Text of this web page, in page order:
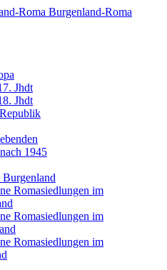
Burgenland-Roma
Jhdt
Jhdt
1945
Romasiedlungen im
Romasiedlungen im
Romasiedlungen im